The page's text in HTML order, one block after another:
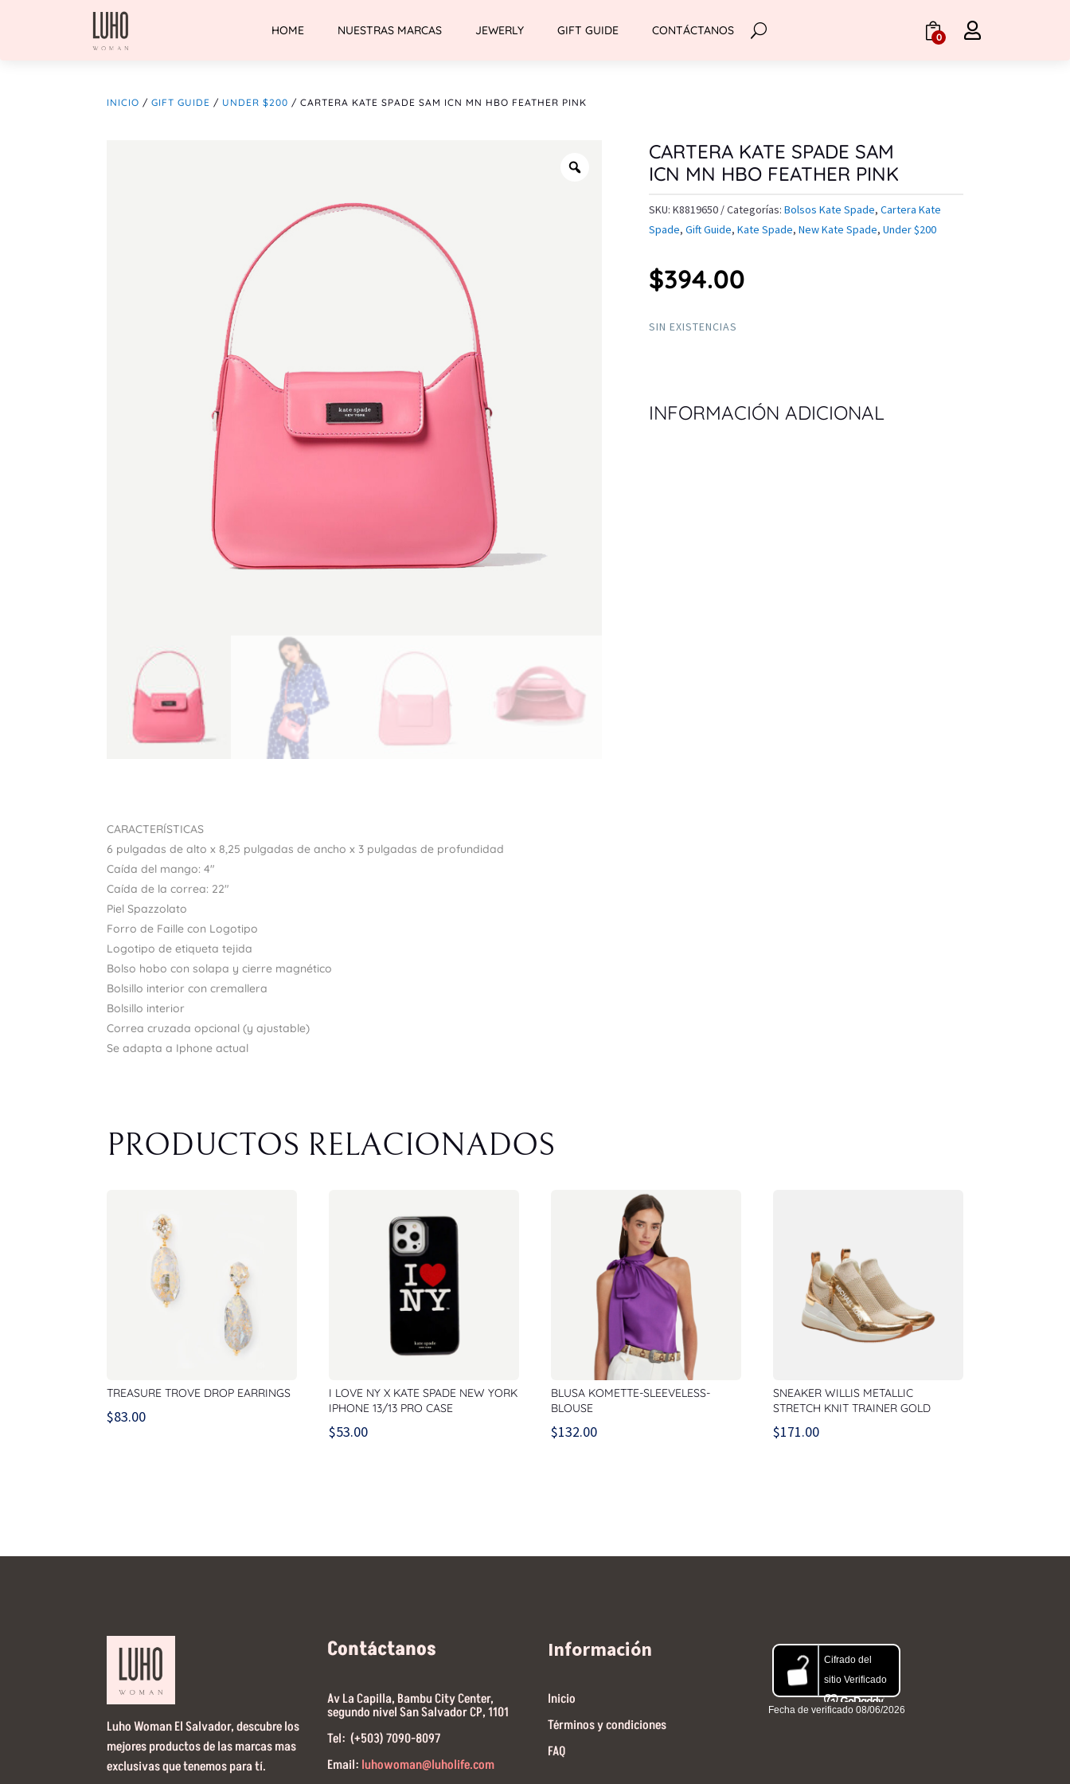
HOME NUESTRAS MARCAS JEWERLY GIFT GUIDE CONTÁCTANOS 0 
INICIO /GIFT GUIDE / UNDER $200 / CARTERA KATE SPADE SAM ICN MN HBO FEATHER PINK
CARTERA KATE SPADE SAM
ICN MN HBO FEATHER PINK
SKU: K8819650 Categorías: Bolsos Kate Spade, Cartera Kate
Spade, Gift Guide, Kate Spade, New Kate Spade, Under $200
$394.00
SIN EXISTENCIAS
INFORMACIÓN ADICIONAL
CARACTERÍSTICAS
6 pulgadas de alto x 8,25 pulgadas de ancho x 3 pulgadas de profundidad
Caída del mango: 4″
Caída de la correa: 22″
Piel Spazzolato
Forro de Faille con Logotipo
Logotipo de etiqueta tejida
Bolso hobo con solapa y cierre magnético
Bolsillo interior con cremallera
Bolsillo interior
Correa cruzada opcional (y ajustable)
Se adapta a Iphone actual
PRODUCTOS RELACIONADOS
TREASURE TROVE DROP EARRINGS
$83.00
I LOVE NY X KATE SPADE NEW YORK
IPHONE 13/13 PRO CASE
$53.00
BLUSA KOMETTE-SLEEVELESS-
BLOUSE
$132.00
SNEAKER WILLIS METALLIC
STRETCH KNIT TRAINER GOLD
$171.00
Luho Woman El Salvador, descubre los
mejores productos de las marcas mas
exclusivas que tenemos para tí.
Contáctanos
Av La Capilla, Bambu City Center,
segundo nivel San Salvador CP, 1101
Tel: (+503) 7090-8097
Email: luhowoman@luholife.com
Información
Inicio
Términos y condiciones
FAQ